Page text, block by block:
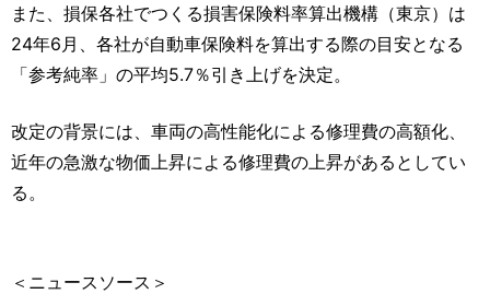
また、損保各社でつくる損害保険料率算出機構（東京）は
24年6月、各社が自動車保険料を算出する際の目安となる
「参考純率」の平均5.7％引き上げを決定。
改定の背景には、車両の高性能化による修理費の高額化、
近年の急激な物価上昇による修理費の上昇があるとしてい
る。
＜ニュースソース＞